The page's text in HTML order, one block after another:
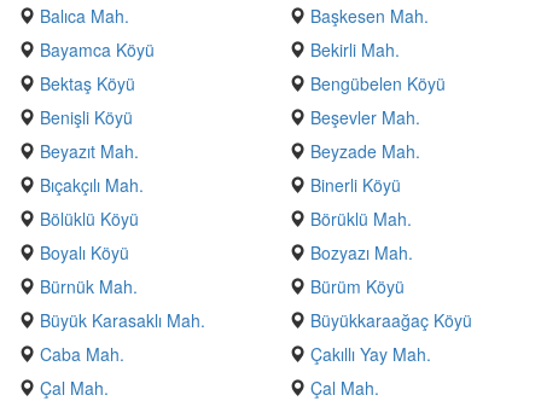
Balıca Mah.
Başkesen Mah.
Bayamca Köyü
Bekirli Mah.
Bektaş Köyü
Bengübelen Köyü
Benişli Köyü
Beşevler Mah.
Beyazıt Mah.
Beyzade Mah.
Bıçakçılı Mah.
Binerli Köyü
Bölüklü Köyü
Börüklü Mah.
Boyalı Köyü
Bozyazı Mah.
Bürnük Mah.
Bürüm Köyü
Büyük Karasaklı Mah.
Büyükkaraağaç Köyü
Caba Mah.
Çakıllı Yay Mah.
Çal Mah.
Çal Mah.